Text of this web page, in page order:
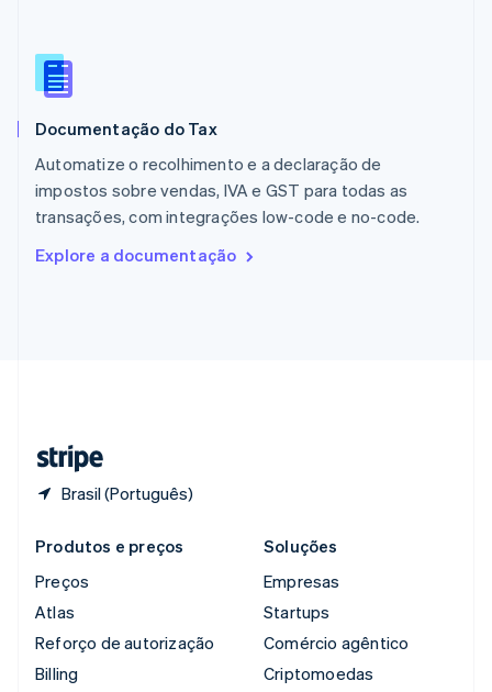
Documentação do Tax
Automatize o recolhimento e a declaração de
impostos sobre vendas, IVA e GST para todas as
transações, com integrações low-code e no-code.
Explore a documentação
Brasil (Português)
Portugal
Português
English简体中文
Reino Unido
República Tcheca
English
English
Produtos e preços
Preços
Atlas
Reforço de autorização
Billing
Soluções
Empresas
Startups
Comércio agêntico
Criptomoedas